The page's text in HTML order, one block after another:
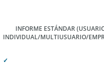
INFORME ESTÁNDAR
INDIVIDUAL/MULTIUSUARIO/
✓